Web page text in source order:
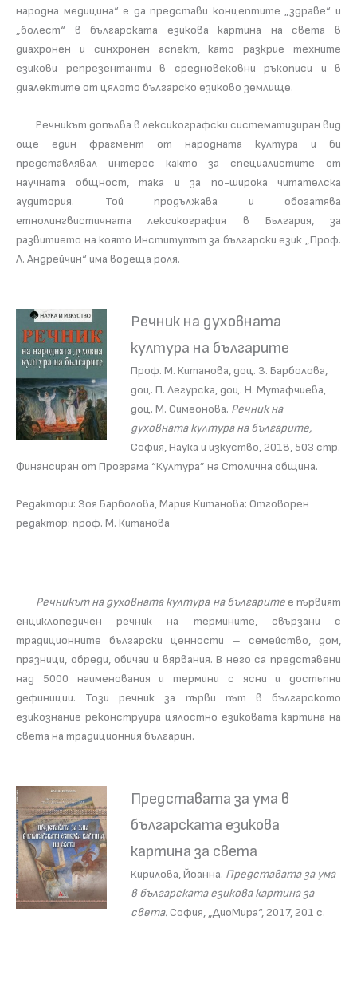
народна медицина“ е да представи концептите „здраве“ и
„болест“ в българската езикова картина на света в
диахронен и синхронен аспект, като разкрие техните
езикови репрезентанти в средновековни ръкописи и в
диалектите от цялото българско езиково землище.
Речникът допълва в лексикографски систематизиран вид
още един фрагмент от народната култура и би
представлявал интерес както за специалистите от
научната общност, така и за по-широка читателска
аудитория. Той продължава и обогатява
етнолингвистичната лексикография в България, за
развитието на която Институтът за български език „Проф.
Л. Андрейчин“ има водеща роля.
Речник на духовната
култура на българите
Проф. М. Китанова, доц. З. Барболова,
доц. П. Легурска, доц. Н. Мутафчиева,
доц. М. Симеонова. Речник на
духовната култура на българите,
София, Наука и изкуство, 2018, 503 стр.
Финансиран от Програма “Култура” на Столична община.
Редактори: Зоя Барболова, Мария Китанова; Отговорен
редактор: проф. М. Китанова
Речникът на духовната култура на българитее първият
енциклопедичен речник на термините, свързани с
традиционните български ценности – семейство, дом,
празници, обреди, обичаи и вярвания. В него са представени
над 5000 наименования и термини с ясни и достъпни
дефиниции. Този речник за първи път в българското
езикознание реконструира цялостно езиковата картина на
света на традиционния българин.
Представата за ума в
българската езикова
картина за света
Кирилова, Йоанна. Представата за ума
в българската езикова картина за
света.София, „ДиоМира“, 2017, 201 с.